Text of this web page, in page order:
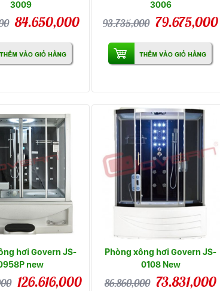
3009
84.650,000
3006
93.735,000 79.675,000
hơi Govern JS-
new
126.616,000
Phòng xông hơi Govern JS-
0108 New
86.860,000 73.831,000